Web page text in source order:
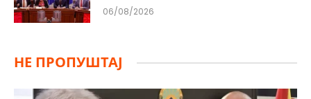
06/08/2026
НЕ ПРОПУШТАЈ